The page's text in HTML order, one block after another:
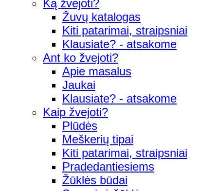
Ką žvejoti?
Žuvų katalogas
Kiti patarimai, straipsniai
Klausiate? - atsakome
Ant ko žvejoti?
Apie masalus
Jaukai
Klausiate? - atsakome
Kaip žvejoti?
Plūdės
Meškerių tipai
Kiti patarimai, straipsniai
Pradedantiesiems
Žūklės būdai